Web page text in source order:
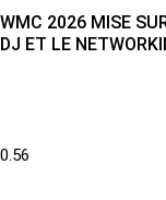
WMC 2026 MISE
DJ ET LE